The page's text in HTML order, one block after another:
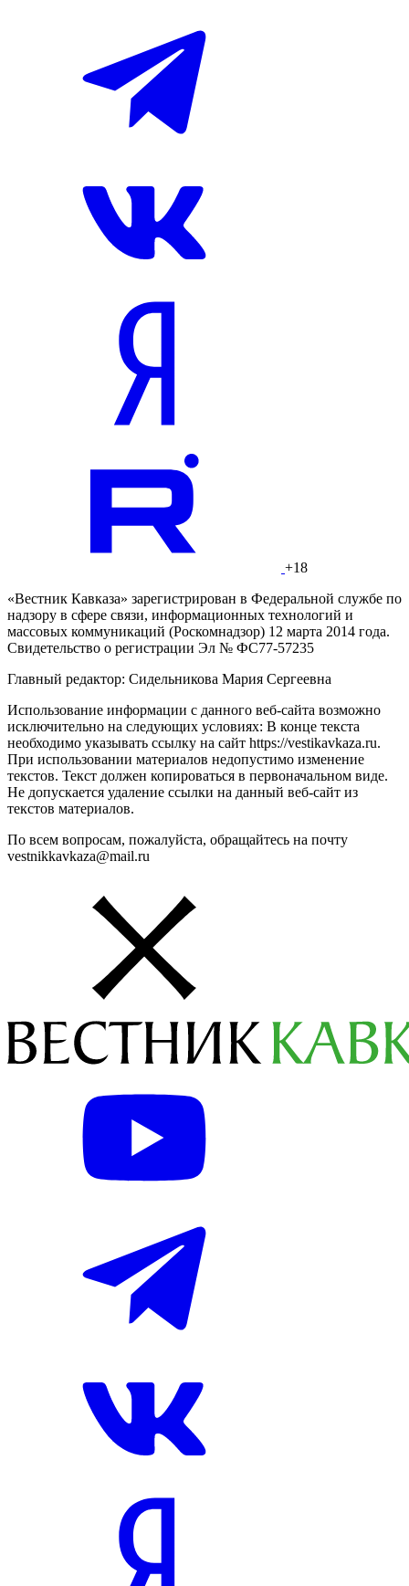
+18
«Вестник Кавказа» зарегистрирован в Федеральной службе по
надзору в сфере связи, информационных технологий и
массовых коммуникаций (Роскомнадзор) 12 марта 2014 года.
Свидетельство о регистрации Эл № ФС77-57235
Главный редактор: Сидельникова Мария Сергеевна
Использование информации с данного веб-сайта возможно
исключительно на следующих условиях: В конце текста
необходимо указывать ссылку на сайт https://vestikavkaza.ru.
При использовании материалов недопустимо изменение
текстов. Текст должен копироваться в первоначальном виде.
Не допускается удаление ссылки на данный веб-сайт из
текстов материалов.
По всем вопросам, пожалуйста, обращайтесь на почту
vestnikkavkaza@mail.ru